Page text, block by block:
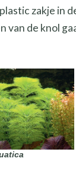
zakje in
van de knol